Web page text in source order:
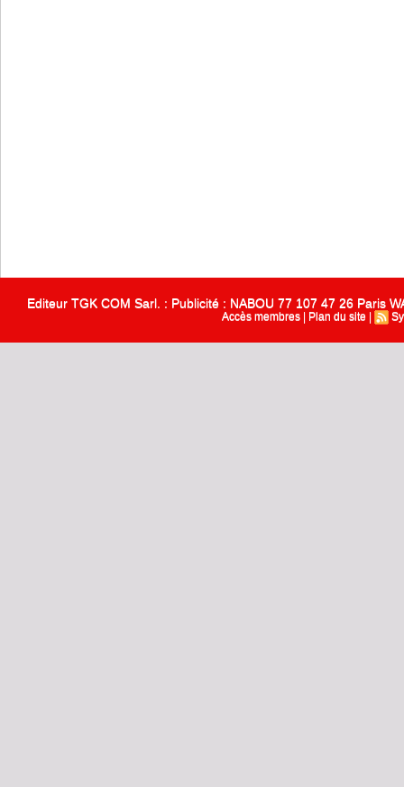
Editeur TGK COM Sarl. : Publicité : NABOU 77 107 47 26 Paris
Accès membres Plan du site